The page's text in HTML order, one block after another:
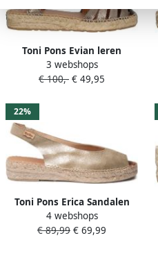
Toni Pons Evian leren
espadrilles met dierenprint
bruin metallic
3 webshops
€ 100,- € 49,95
22%
Toni Pons Erica Sandalen
Touwzool Champagne
4 webshops
€ 89,99 € 69,99